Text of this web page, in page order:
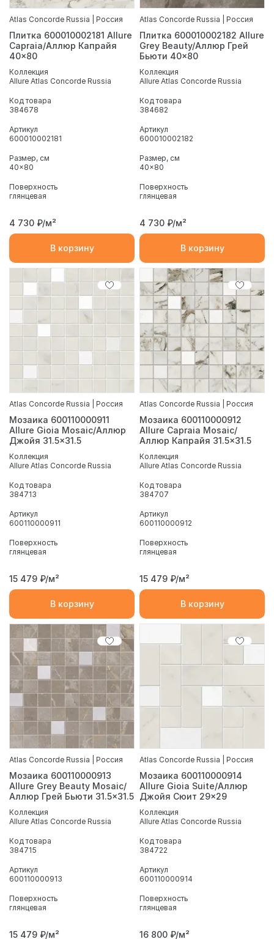
Atlas Concorde Russia | Россия
Плитка 600010002181 Allure
Capraia/Аллюр Капрайя
40x80
Коллекция
Allure Atlas Concorde Russia
Код товара
384678
Артикул
600010002181
Размер, см
40x80
Поверхность
глянцевая
4 730 ₽/м²
В корзину
Atlas Concorde Russia | Россия
Плитка 600010002182 Allure
Grey Beauty/Аллюр Грей
Бьюти 40x80
Коллекция
Allure Atlas Concorde Russia
Код товара
384682
Артикул
600010002182
Размер, см
40x80
Поверхность
глянцевая
4 730 ₽/м²
В корзину
Atlas Concorde Russia | Россия
Мозаика 600110000911
Allure Gioia Mosaic/Аллюр
Джойя 31.5x31.5
Коллекция
Allure Atlas Concorde Russia
Код товара
384713
Артикул
600110000911
Поверхность
глянцевая
15 479 ₽/м²
В корзину
Atlas Concorde Russia | Россия
Мозаика 600110000912
Allure Capraia Mosaic/
Аллюр Капрайя 31.5x31.5
Коллекция
Allure Atlas Concorde Russia
Код товара
384707
Артикул
600110000912
Поверхность
глянцевая
15 479 ₽/м²
В корзину
Atlas Concorde Russia | Россия
Мозаика 600110000913
Allure Grey Beauty Mosaic/
Аллюр Грей Бьюти 31.5x31.5
Коллекция
Allure Atlas Concorde Russia
Код товара
384715
Артикул
600110000913
Поверхность
глянцевая
15 479 ₽/м²
Atlas Concorde Russia | Россия
Мозаика 600110000914
Allure Gioia Suite/Аллюр
Джойя Сюит 29x29
Коллекция
Allure Atlas Concorde Russia
Код товара
384722
Артикул
600110000914
Поверхность
глянцевая
16 800 ₽/м²